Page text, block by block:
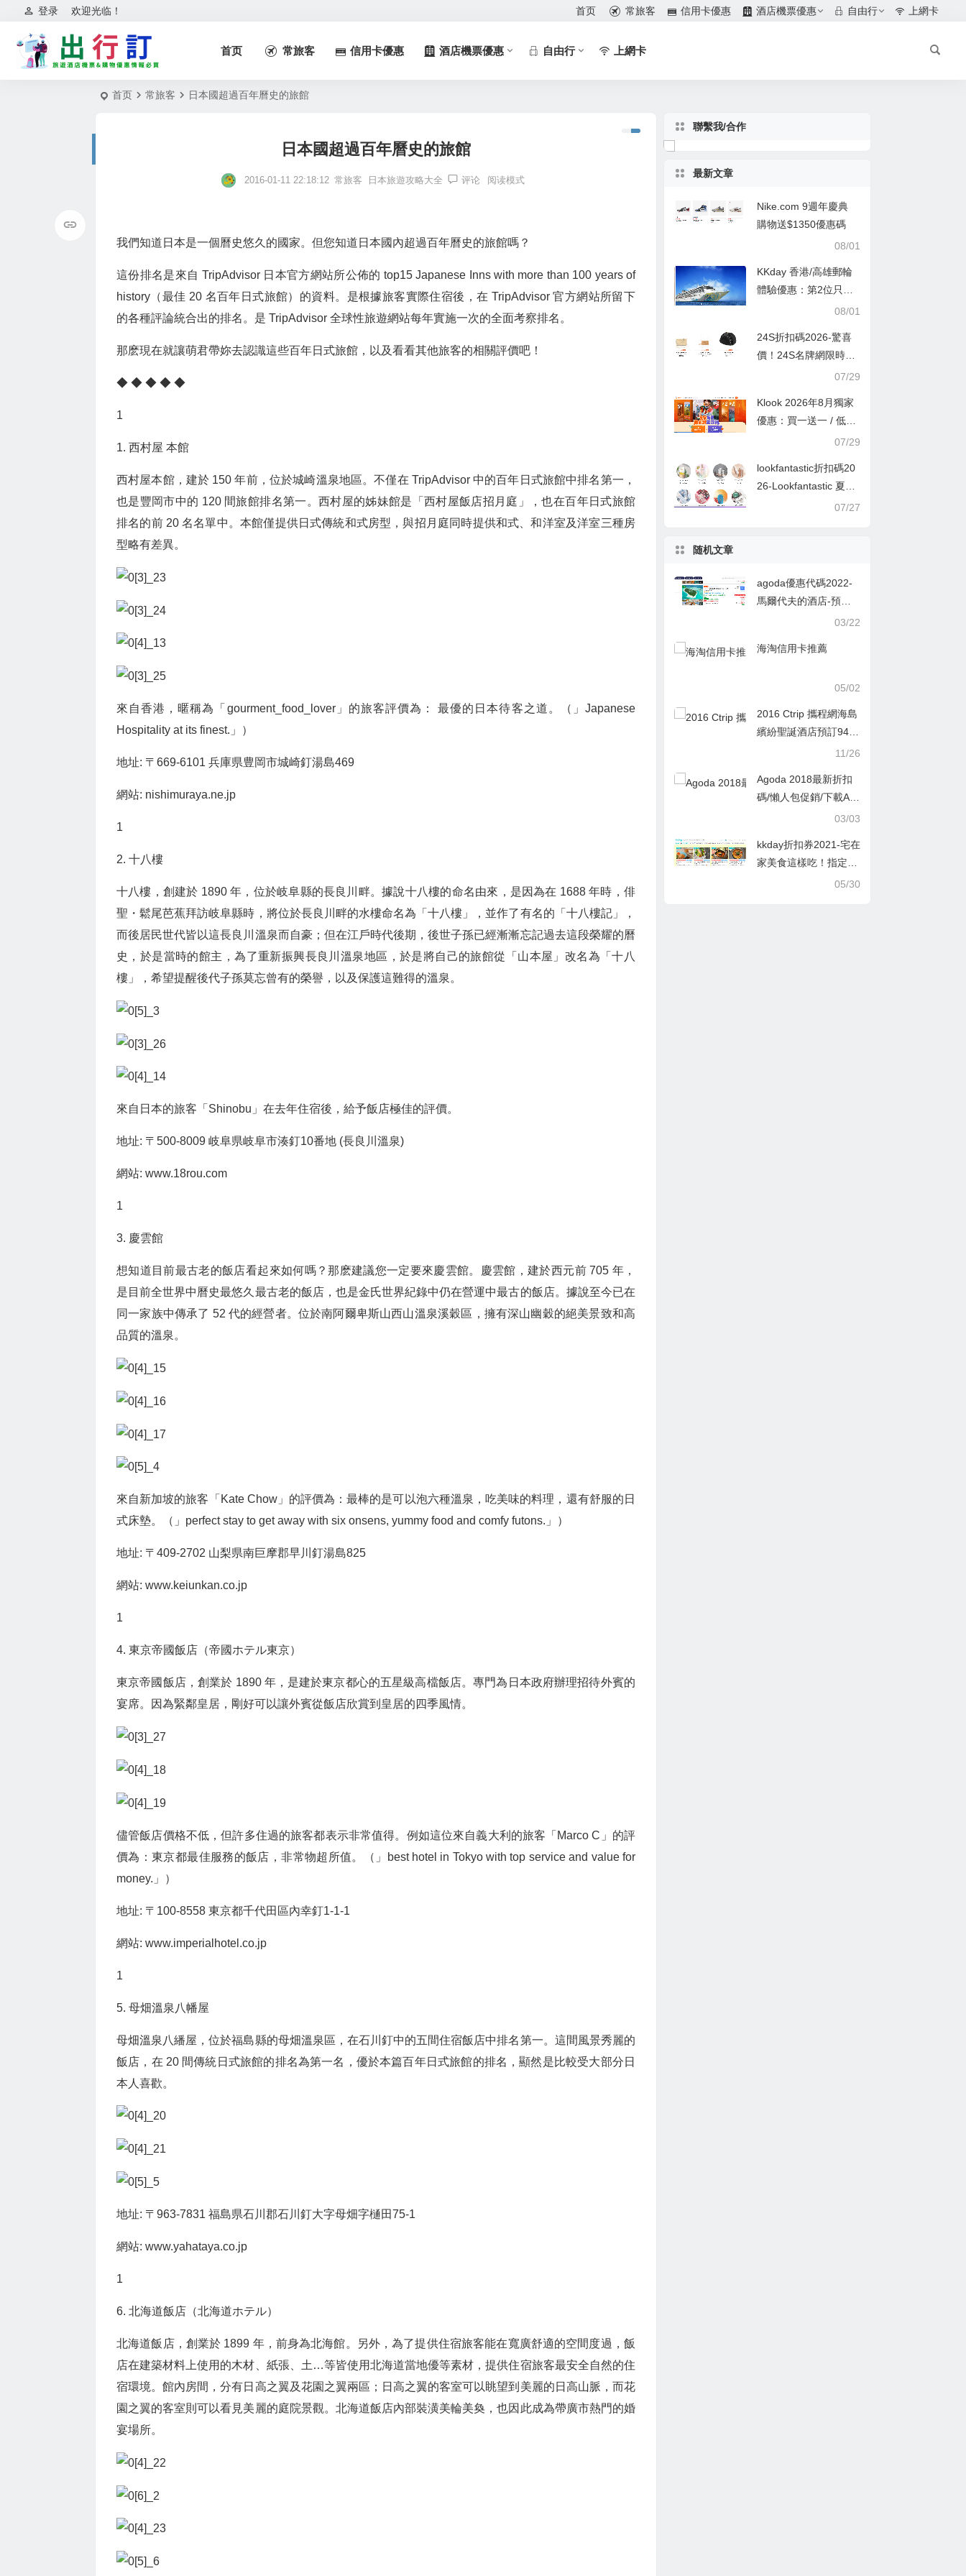
欢迎光临！
登录 首页 常旅客 信用卡優惠 酒店機票優惠 自由行 上網卡
首页 常旅客 信用卡優惠 酒店機票優惠 自由行 上網卡
首页 常旅客 日本國超過百年曆史的旅館
日本國超過百年曆史的旅館
2016-01-11 22:18:12 常旅客 日本旅遊攻略大全 评论 阅读模式
我們知道日本是一個曆史悠久的國家。但您知道日本國內超過百年曆史的旅館嗎？
這份排名是來自 TripAdvisor 日本官方網站所公佈的 top15 Japanese Inns with more than 100 years of
history（最佳 20 名百年日式旅館）的資料。是根據旅客實際住宿後，在 TripAdvisor 官方網站所留下
的各種評論統合出的排名。是 TripAdvisor 全球性旅遊網站每年實施一次的全面考察排名。
那麽現在就讓萌君帶妳去認識這些百年日式旅館，以及看看其他旅客的相關評價吧！
◆ ◆ ◆ ◆ ◆
1
1. 西村屋 本館
西村屋本館，建於 150 年前，位於城崎溫泉地區。不僅在 TripAdvisor 中的百年日式旅館中排名第一，
也是豐岡市中的 120 間旅館排名第一。西村屋的姊妹館是「西村屋飯店招月庭」，也在百年日式旅館
排名的前 20 名名單中。本館僅提供日式傳統和式房型，與招月庭同時提供和式、和洋室及洋室三種房
型略有差異。
來自香港，暱稱為「gourment_food_lover」的旅客評價為： 最優的日本待客之道。（」Japanese
Hospitality at its finest.」）
地址: 〒669-6101 兵庫県豊岡市城崎釘湯島469
網站: nishimuraya.ne.jp
1
2. 十八樓
十八樓，創建於 1890 年，位於岐阜縣的長良川畔。據說十八樓的命名由來，是因為在 1688 年時，俳
聖・鬆尾芭蕉拜訪岐阜縣時，將位於長良川畔的水樓命名為「十八樓」，並作了有名的「十八樓記」，
而後居民世代皆以這長良川溫泉而自豪；但在江戶時代後期，後世子孫已經漸漸忘記過去這段榮耀的曆
史，於是當時的館主，為了重新振興長良川溫泉地區，於是將自己的旅館從「山本屋」改名為「十八
樓」，希望提醒後代子孫莫忘曾有的榮譽，以及保護這難得的溫泉。
來自日本的旅客「Shinobu」在去年住宿後，給予飯店極佳的評價。
地址: 〒500-8009 岐阜県岐阜市湊釘10番地 (長良川溫泉)
網站: www.18rou.com
1
3. 慶雲館
想知道目前最古老的飯店看起來如何嗎？那麽建議您一定要來慶雲館。慶雲館，建於西元前 705 年，
是目前全世界中曆史最悠久最古老的飯店，也是金氏世界紀錄中仍在營運中最古的飯店。據說至今已在
同一家族中傳承了 52 代的經營者。位於南阿爾卑斯山西山溫泉溪穀區，擁有深山幽穀的絕美景致和高
品質的溫泉。
來自新加坡的旅客「Kate Chow」的評價為：最棒的是可以泡六種溫泉，吃美味的料理，還有舒服的日
式床墊。（」perfect stay to get away with six onsens, yummy food and comfy futons.」）
地址: 〒409-2702 山梨県南巨摩郡早川釘湯島825
網站: www.keiunkan.co.jp
1
4. 東京帝國飯店（帝國ホテル東京）
東京帝國飯店，創業於 1890 年，是建於東京都心的五星級高檔飯店。專門為日本政府辦理招待外賓的
宴席。因為緊鄰皇居，剛好可以讓外賓從飯店欣賞到皇居的四季風情。
儘管飯店價格不低，但許多住過的旅客都表示非常值得。例如這位來自義大利的旅客「Marco C」的評
價為：東京都最佳服務的飯店，非常物超所值。（」best hotel in Tokyo with top service and value for
money.」）
地址: 〒100-8558 東京都千代田區內幸釘1-1-1
網站: www.imperialhotel.co.jp
1
5. 母畑溫泉八幡屋
母畑溫泉八繙屋，位於福島縣的母畑溫泉區，在石川釘中的五間住宿飯店中排名第一。這間風景秀麗的
飯店，在 20 間傳統日式旅館的排名為第一名，優於本篇百年日式旅館的排名，顯然是比較受大部分日
本人喜歡。
地址: 〒963-7831 福島県石川郡石川釘大字母畑字樋田75-1
網站: www.yahataya.co.jp
1
6. 北海道飯店（北海道ホテル）
北海道飯店，創業於 1899 年，前身為北海館。另外，為了提供住宿旅客能在寬廣舒適的空間度過，飯
店在建築材料上使用的木材、紙張、土…等皆使用北海道當地優等素材，提供住宿旅客最安全自然的住
宿環境。館內房間，分有日高之翼及花園之翼兩區；日高之翼的客室可以眺望到美麗的日高山脈，而花
園之翼的客室則可以看見美麗的庭院景觀。北海道飯店內部裝潢美輪美奐，也因此成為帶廣市熱門的婚
宴場所。
聯繫我/合作
最新文章
Nike.com 9週年慶典
購物送$1350優惠碼
08/01
KKday 香港/高雄郵輪
體驗優惠：第2位只需
08/01
24S折扣碼2026-驚喜
價！24S名牌網限時9
折！Louis Vuitton 精選
72折！
07/29
Klook 2026年8月獨家
優惠：買一送一 / 低至
07/29
lookfantastic折扣碼20
26-Lookfantastic 夏日
優惠低至65折優惠碼
07/27
随机文章
agoda優惠代碼2022-
馬爾代夫的酒店-預訂
可享受10％的額外折
03/22
海淘信用卡推薦
05/02
2016 Ctrip 攜程網海島
繽紛聖誕酒店預訂94折
11/26
Agoda 2018最新折扣
碼/懶人包促銷/下載AP
P訂房現折320元抵用
03/03
kkday折扣券2021-宅在
家美食這樣吃！指定懶
人料理包最高可折 100
05/30